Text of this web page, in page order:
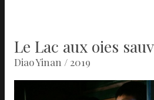
Le Lac aux oies
Diao Yinan / 2019